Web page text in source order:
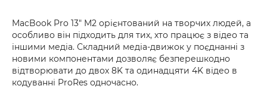
MacBook Pro 13" M2 орієнтований на творчих людей, а
особливо він підходить для тих, хто працює з відео та
іншими медіа. Складний медіа-движок у поєднанні з
новими компонентами дозволяє безперешкодно
відтворювати до двох 8K та одинадцяти 4K відео в
кодуванні ProRes одночасно.